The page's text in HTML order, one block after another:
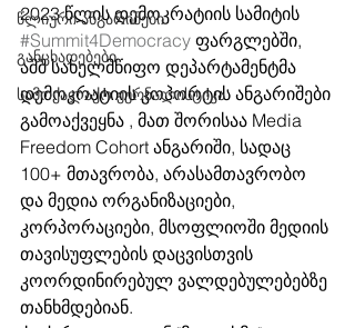
წლიური ანგარიშები
განცხადებები
სამოქალაქო ჟურნალისტიკა
2023 წლის დემოკრატიის სამიტის
#Summit4Democracy ფარგლებში,
აშშ სახელმწიფო დეპარტამენტმა
დემოკრატიის კოჰორტის ანგარიშები
გამოაქვეყნა , მათ შორისაა Media
Freedom Cohort ანგარიში, სადაც
100+ მთავრობა, არასამთავრობო
და მედია ორგანიზაციები,
კორპორაციები, მსოფლიოში მედიის
თავისუფლების დაცვისთვის
კოორდინირებულ ვალდებულებებზე
თანხმდებიან.